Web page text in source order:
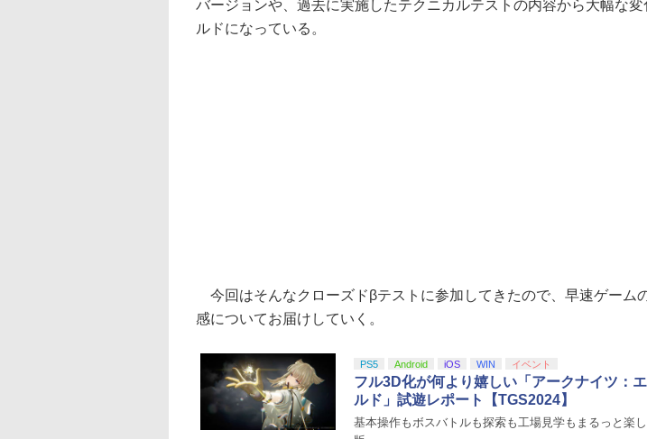
バージョンや、過去に実施したテクニカルテストの内容から大幅な
ルドになっている。
今回はそんなクローズドβテストに参加してきたので、早速ゲーム
感についてお届けしていく。
PS5 Android iOS WIN イベント
フル3D化が何より嬉しい「アークナイツ：
ルド」試遊レポート【TGS2024】
基本操作もボスバトルも探索も工場見学もまるっと楽